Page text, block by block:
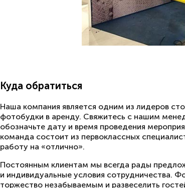
Куда обратиться
Наша компания является одним из лидеров
фотобудки в аренду. Свяжитесь с нашим
обозначьте дату и время проведения
команда состоит из первоклассных
работу на «отлично».
Постоянным клиентам мы всегда рады
и индивидуальные условия сотрудничества.
торжество незабываемым и развеселить